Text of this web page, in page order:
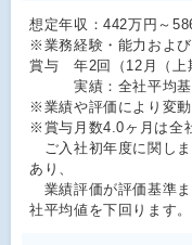
想定年収：442万円～
※業務経験・能力およ
賞与 年2回（12月（上
実績：全社平均基
※業績や評価により変動
※賞与月数4.0ヶ月は全
ご入社初年度に関し
あり、
業績評価が評価基準
社平均値を下回ります。